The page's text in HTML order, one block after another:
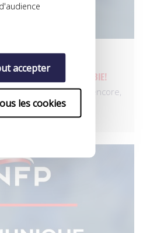
accepter
les cookies
CONTRE L’HOMOPHOBIE!
soutenu, cette année encore,